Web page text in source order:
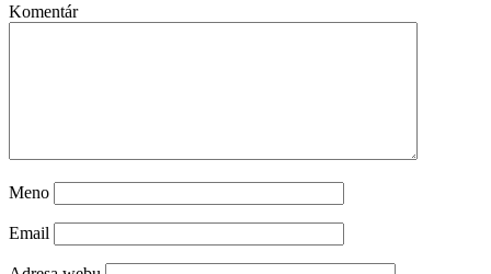
Komentár
Meno
Email